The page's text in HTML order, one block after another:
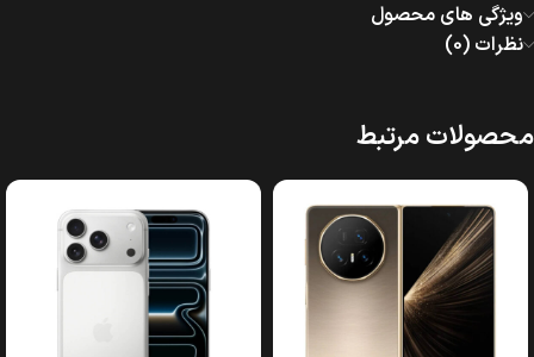
ویژگی های محصول
نظرات (0)
محصولات مرتبط